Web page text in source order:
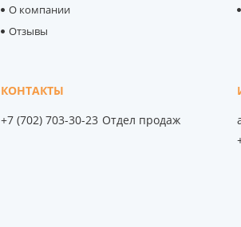
О компании
Отзывы
+7 (702) 703-30-23 Отдел продаж